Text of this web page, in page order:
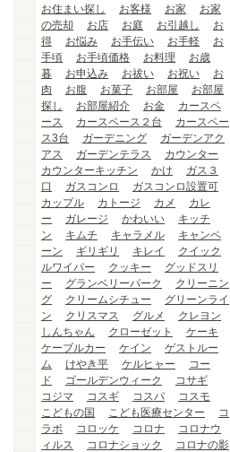
お住まい探し
お客様 お家
お家
の売却
お店 お庭 お引越し
お
得
お悩み お手伝い お手軽
お
手頃
お手頃価格 お料理
お歳
暮
お申込み お祓い お祝い
お
肉
お腹 お菓子 お部屋
お部屋
探し
お部屋紹介 お金
カースペ
ース
カースペース２台
カースペー
ス3台
ガーデニング
ガーデンアク
アス
ガーデンテラス
カウンター
カウンターキッチン
かけ
ガス３
口
ガスコンロ
ガスコンロ設置可
カップル
カトージ カメ
カレ
ー
ガレージ かわいい
キッチ
ン
キムチ キャラメル
キャンペ
ーン
ギリギリ キレイ
クイック
ルワイパー
クッキー
グッドスリ
ー
グランベリーパーク
クリーニン
グ
クリームシチュー
グリーンライ
ン
クリスマス グルメ
クレヨン
しんちゃん
クローゼット
ケーキ
ケーブルカー
ケイン
ゲストルー
ム
けやき平 ケルヒャー
コー
ド
ゴールデンウィーク
コサギ
コジマ
コスギ コスパ
コスモ
こどもの国
こども医療センター
コ
ラボ
コロッケ コロナ
コロナウ
ィルス
コロナショック
コロナの影